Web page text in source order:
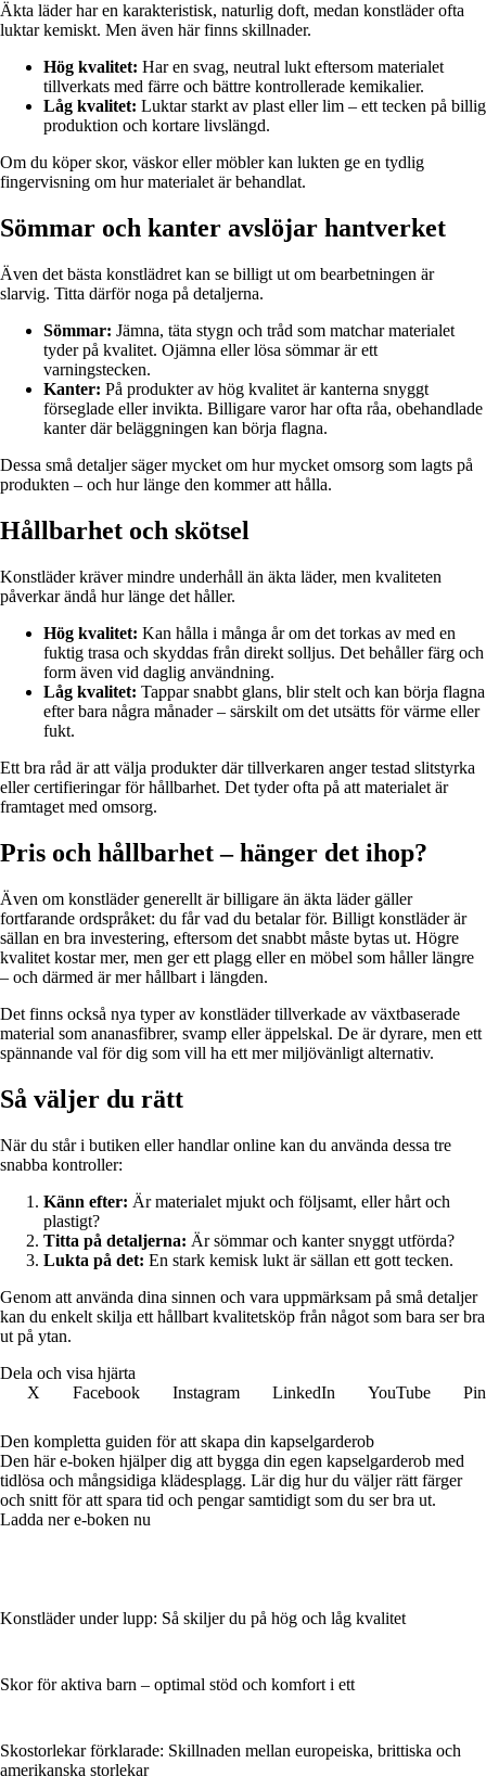
Äkta läder har en karakteristisk, naturlig doft, medan konstläder ofta
luktar kemiskt. Men även här finns skillnader.
Hög kvalitet: Har en svag, neutral lukt eftersom materialet
tillverkats med färre och bättre kontrollerade kemikalier.
Låg kvalitet: Luktar starkt av plast eller lim – ett tecken på billig
produktion och kortare livslängd.
Om du köper skor, väskor eller möbler kan lukten ge en tydlig
fingervisning om hur materialet är behandlat.
Sömmar och kanter avslöjar hantverket
Även det bästa konstlädret kan se billigt ut om bearbetningen är
slarvig. Titta därför noga på detaljerna.
Sömmar: Jämna, täta stygn och tråd som matchar materialet
tyder på kvalitet. Ojämna eller lösa sömmar är ett
varningstecken.
Kanter: På produkter av hög kvalitet är kanterna snyggt
förseglade eller invikta. Billigare varor har ofta råa, obehandlade
kanter där beläggningen kan börja flagna.
Dessa små detaljer säger mycket om hur mycket omsorg som lagts på
produkten – och hur länge den kommer att hålla.
Hållbarhet och skötsel
Konstläder kräver mindre underhåll än äkta läder, men kvaliteten
påverkar ändå hur länge det håller.
Hög kvalitet: Kan hålla i många år om det torkas av med en
fuktig trasa och skyddas från direkt solljus. Det behåller färg och
form även vid daglig användning.
Låg kvalitet: Tappar snabbt glans, blir stelt och kan börja flagna
efter bara några månader – särskilt om det utsätts för värme eller
fukt.
Ett bra råd är att välja produkter där tillverkaren anger testad slitstyrka
eller certifieringar för hållbarhet. Det tyder ofta på att materialet är
framtaget med omsorg.
Pris och hållbarhet – hänger det ihop?
Även om konstläder generellt är billigare än äkta läder gäller
fortfarande ordspråket: du får vad du betalar för. Billigt konstläder är
sällan en bra investering, eftersom det snabbt måste bytas ut. Högre
kvalitet kostar mer, men ger ett plagg eller en möbel som håller längre
– och därmed är mer hållbart i längden.
Det finns också nya typer av konstläder tillverkade av växtbaserade
material som ananasfibrer, svamp eller äppelskal. De är dyrare, men ett
spännande val för dig som vill ha ett mer miljövänligt alternativ.
Så väljer du rätt
När du står i butiken eller handlar online kan du använda dessa tre
snabba kontroller:
Känn efter: Är materialet mjukt och följsamt, eller hårt och
plastigt?
Titta på detaljerna: Är sömmar och kanter snyggt utförda?
Lukta på det: En stark kemisk lukt är sällan ett gott tecken.
Genom att använda dina sinnen och vara uppmärksam på små detaljer
kan du enkelt skilja ett hållbart kvalitetsköp från något som bara ser bra
ut på ytan.
Dela och visa hjärta
X
Facebook Instagram LinkedIn YouTube
Den kompletta guiden för att skapa din kapselgarderob
Den här e-boken hjälper dig att bygga din egen kapselgarderob med
tidlösa och mångsidiga klädesplagg. Lär dig hur du väljer rätt färger
och snitt för att spara tid och pengar samtidigt som du ser bra ut.
Ladda ner e-boken nu
Konstläder under lupp: Så skiljer du på hög och låg kvalitet
Skor för aktiva barn – optimal stöd och komfort i ett
Skostorlekar förklarade: Skillnaden mellan europeiska, brittiska och
amerikanska storlekar